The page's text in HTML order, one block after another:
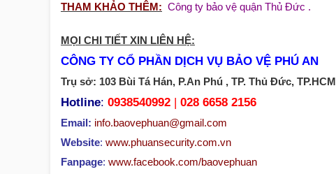
THAM KHẢO THÊM: Công ty bảo vệ quận Thủ Đức .
MỌI CHI TIẾT XIN LIÊN HỆ:
CÔNG TY CỔ PHẦN DỊCH VỤ BẢO VỆ PHÚ AN
Trụ sở: 103 Bùi Tá Hán, P.An Phú , TP. Thủ Đức, TP.HCM
Hotline: 0938540992 | 028 6658 2156
Email: info.baovephuan@gmail.com
Website: www.phuansecurity.com.vn
Fanpage: www.facebook.com/baovephuan